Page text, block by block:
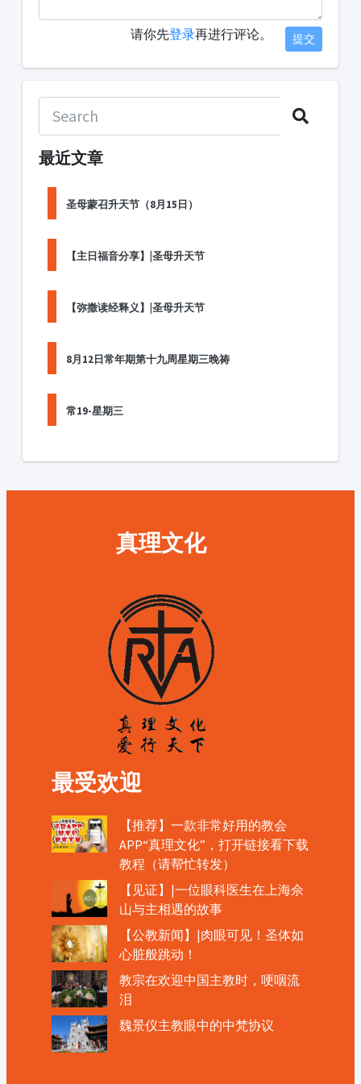
请你先登录再进行评论。 提交
最近文章
圣母蒙召升天节（8月15日）
【主日福音分享】|圣母升天节
【弥撒读经释义】|圣母升天节
8月12日常年期第十九周星期三晚祷
常19-星期三
真理文化
最受欢迎
【推荐】一款非常好用的教会
APP“真理文化”，打开链接看下载
教程（请帮忙转发）
【见证】|一位眼科医生在上海佘
山与主相遇的故事
【公教新闻】|肉眼可见！圣体如
心脏般跳动！
教宗在欢迎中国主教时，哽咽流
泪
魏景仪主教眼中的中梵协议